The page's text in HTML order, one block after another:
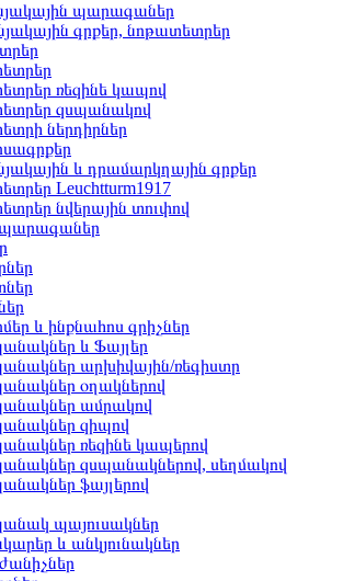
պարագաներ
գրքեր, նոթատետրեր
ռեզինե կապով
զսպանակով
ներդիրներ
և դրամարկղային գրքեր
Leuchtturm1917
նվերային տուփով
պարագաներ
և ինքնահոս գրիչներ
և Ֆայլեր
արխիվային/ռեգիստր
օղակներով
ամրակով
զիպով
ռեզինե կապերով
զսպանակներով, սեղմակով
ֆայլերով
պայուսակներ
և անկյունակներ